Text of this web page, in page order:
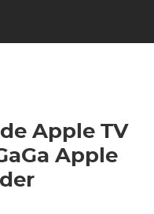
Apple TV
Apple